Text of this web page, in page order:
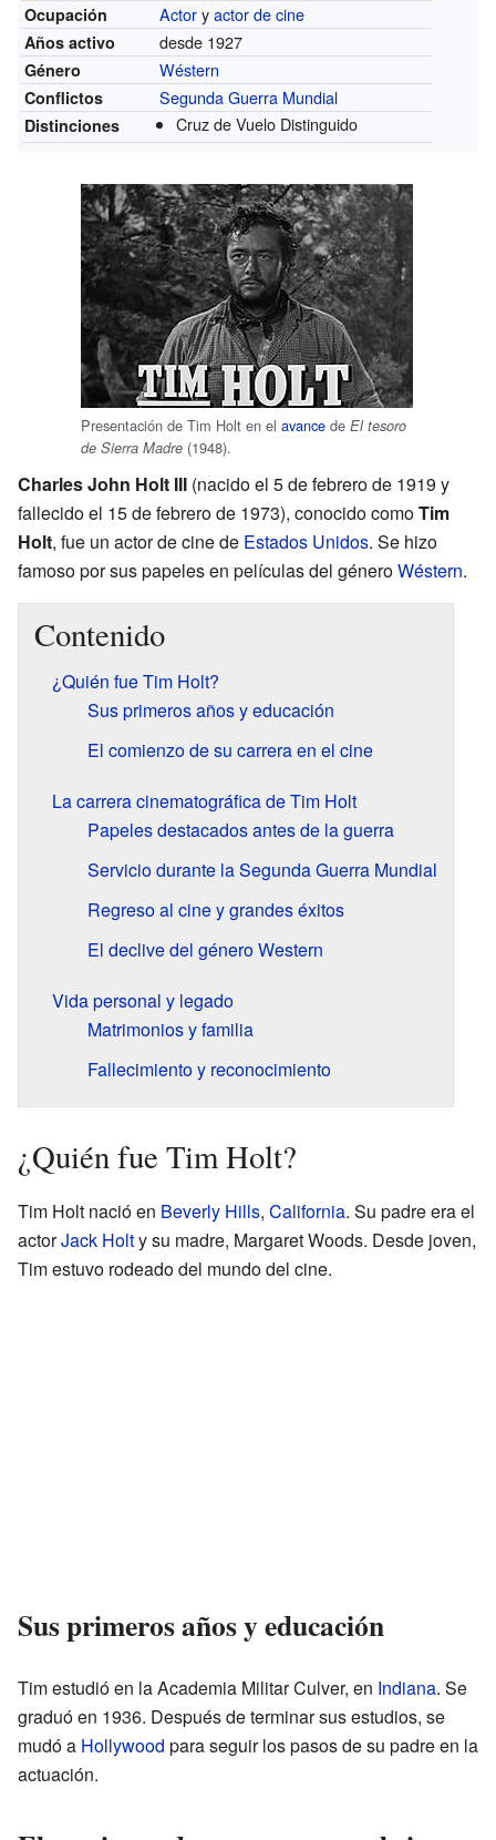
Ocupación
Actoryactor de cine
Años activo desde 1927
Género Wéstern
Conflictos Segunda Guerra Mundial
Distinciones Cruz de Vuelo Distinguido
Presentación de Tim Holt en el avance de El tesoro
de Sierra Madre (1948).
Charles John Holt III (nacido el 5 de febrero de 1919 y
fallecido el 15 de febrero de 1973), conocido comoTim
Holt, fue un actor de cine de Estados Unidos. Se hizo
famoso por sus papeles en películas del géneroWéstern.
Contenido
¿Quién fue Tim Holt?
Sus primeros años y educación
El comienzo de su carrera en el cine
La carrera cinematográfica de Tim Holt
Papeles destacados antes de la guerra
Servicio durante la Segunda Guerra Mundial
Regreso al cine y grandes éxitos
El declive del género Western
Vida personal y legado
Matrimonios y familia
Fallecimiento y reconocimiento
¿Quién fue Tim Holt?
Tim Holt nació en Beverly Hills, California. Su padre era el
actorJack Holty su madre, Margaret Woods. Desde joven,
Tim estuvo rodeado del mundo del cine.
Sus primeros años y educación
Tim estudió en la Academia Militar Culver, en Indiana. Se
graduó en 1936. Después de terminar sus estudios, se
mudó a Hollywood para seguir los pasos de su padre en la
actuación.